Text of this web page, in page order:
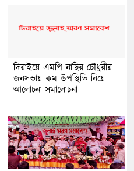
দিরাইয়ে এমপি নাছির চৌধুরীর
জনসভায় কম উপস্থিতি নিয়ে
আলোচনা-সমালোচনা